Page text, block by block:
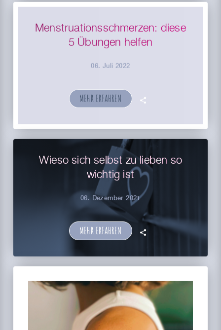
Menstruationsschmerzen: diese
5 Übungen helfen
06. Juli 2022
MEHR ERFAHREN 🗣
Wieso sich selbst zu lieben so
wichtig ist
06. Dezember 2021
MEHR ERFAHREN 🗣